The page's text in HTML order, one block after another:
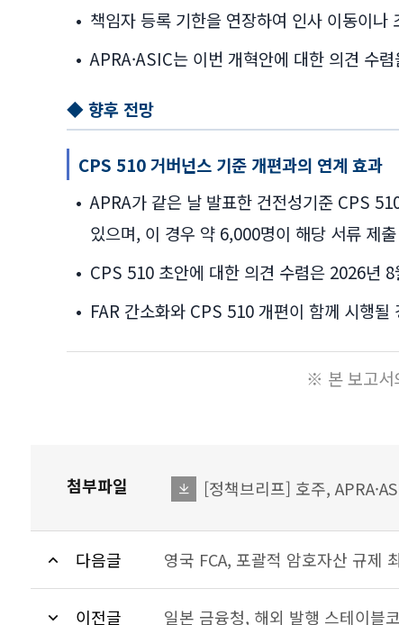
• 책임자 등록 기한을 연장하여 인사 이동이
• APRA·ASIC는 이번 개혁안에 대한 의견 수
◆ 향후 전망
CPS 510 거버넌스 기준 개편과의 연계 효과
• APRA가 같은 날 발표한 건전성기준 CPS
있으며, 이 경우 약 6,000명이 해당 서류 제
• CPS 510 초안에 대한 의견 수렴은 2026년
• FAR 간소화와 CPS 510 개편이 함께 시행
※ 본 보고서
첨부파일 파일다운로드
[정책브리프] 호주,
다음글 영국 FCA, 포괄적 암호자산 규제
이전글 일본 금융청, 해외 발행 스테이블